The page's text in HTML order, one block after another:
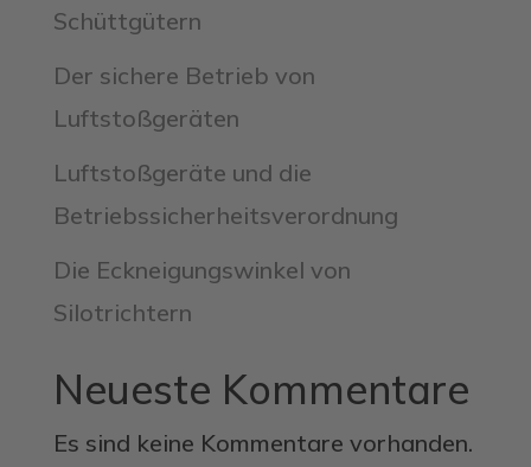
Schüttgütern
Der sichere Betrieb von
Luftstoßgeräten
Luftstoßgeräte und die
Betriebssicherheitsverordnung
Die Eckneigungswinkel von
Silotrichtern
Neueste Kommentare
Es sind keine Kommentare vorhanden.